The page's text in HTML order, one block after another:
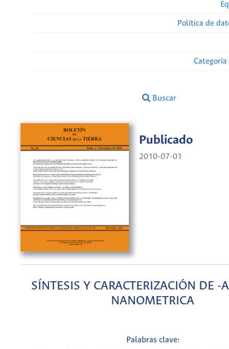
Política de
Buscar
Publicado
2010-07-01
SÍNTESIS Y CARACTERIZACIÓN DE -
NANOMETRICA
Palabras clave: